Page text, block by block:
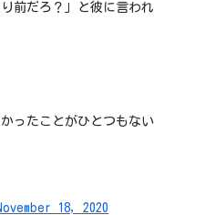
前だろ？」と彼に言われ
ったことがひとつもない
18, 2020